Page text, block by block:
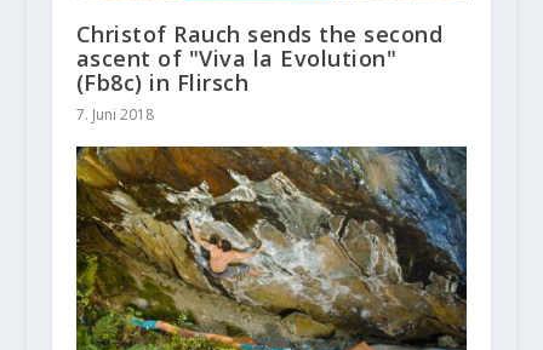
Christof Rauch sends the second
ascent of "Viva la Evolution"
(Fb8c) in Flirsch
7. Juni 2018